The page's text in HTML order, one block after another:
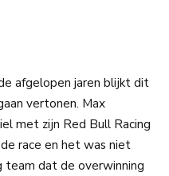
afgelopen jaren blijkt dit
vertonen. Max
met zijn Red Bull Racing
race en het was niet
team dat de overwinning